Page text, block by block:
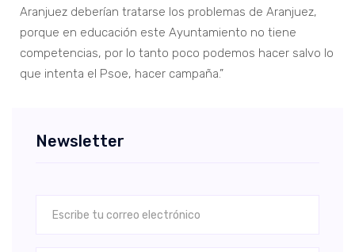
Aranjuez deberían tratarse los problemas de Aranjuez,
porque en educación este Ayuntamiento no tiene
competencias, por lo tanto poco podemos hacer salvo lo
que intenta el Psoe, hacer campaña.”
Newsletter